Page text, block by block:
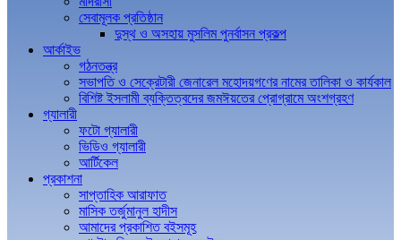
সেবামূলক প্রতিষ্ঠান
দুস্থ ও অসহায় মুসলিম পুনর্বাসন প্রকল্প
আর্কাইভ
গঠনতন্ত্র
সভাপতি ও সেক্রেটারী জেনারেল মহোদয়গণের নামের তালিকা ও কার্যকাল
বিশিষ্ট ইসলামী ব্যক্তিত্বদের জমঈয়তের প্রোগ্রামে অংশগ্রহণ
গ্যালারী
ফটো গ্যালারী
ভিডিও গ্যালারী
আর্টিকেল
প্রকাশনা
সাপ্তাহিক আরাফাত
মাসিক তর্জুমানুল হাদীস
আমাদের প্রকাশিত বইসমূহ